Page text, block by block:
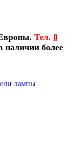
Тел. 8
более
лампы